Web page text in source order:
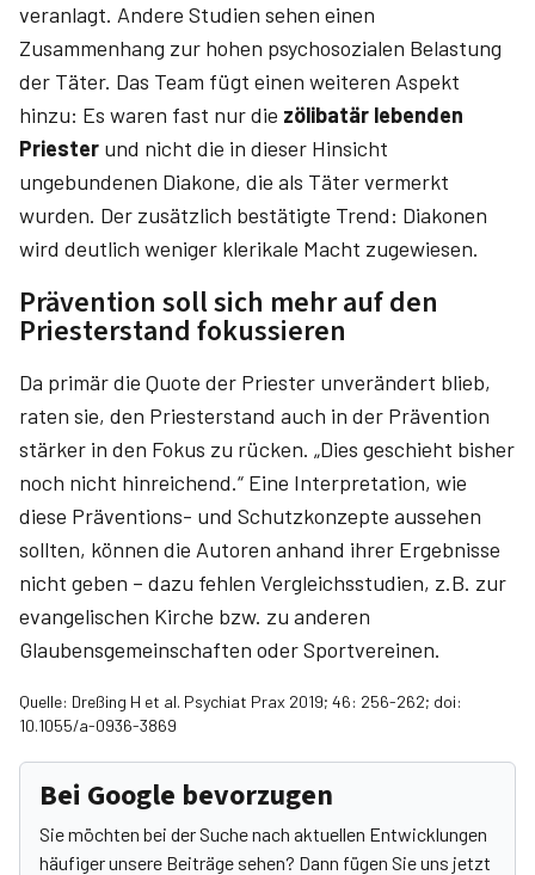
veranlagt. Andere Studien sehen einen
Zusammenhang zur hohen psychosozialen Belastung
der Täter. Das Team fügt einen weiteren Aspekt
hinzu: Es waren fast nur die zölibatär lebenden
Priester und nicht die in dieser Hinsicht
ungebundenen Diakone, die als Täter vermerkt
wurden. Der zusätzlich bestätigte Trend: Diakonen
wird deutlich weniger klerikale Macht zugewiesen.
Prävention soll sich mehr auf den
Priesterstand fokussieren
Da primär die Quote der Priester unverändert blieb,
raten sie, den Priesterstand auch in der Prävention
stärker in den Fokus zu rücken. „Dies geschieht bisher
noch nicht hinreichend.“ Eine Interpretation, wie
diese Präventions- und Schutzkonzepte aussehen
sollten, können die Autoren anhand ihrer Ergebnisse
nicht geben – dazu fehlen Vergleichsstudien, z.B. zur
evangelischen Kirche bzw. zu anderen
Glaubensgemeinschaften oder Sportvereinen.
Quelle: Dreßing H et al. Psychiat Prax 2019; 46: 256-262; doi:
10.1055/a-0936-3869
Bei Google bevorzugen
Sie möchten bei der Suche nach aktuellen Entwicklungen
häufiger unsere Beiträge sehen? Dann fügen Sie uns jetzt